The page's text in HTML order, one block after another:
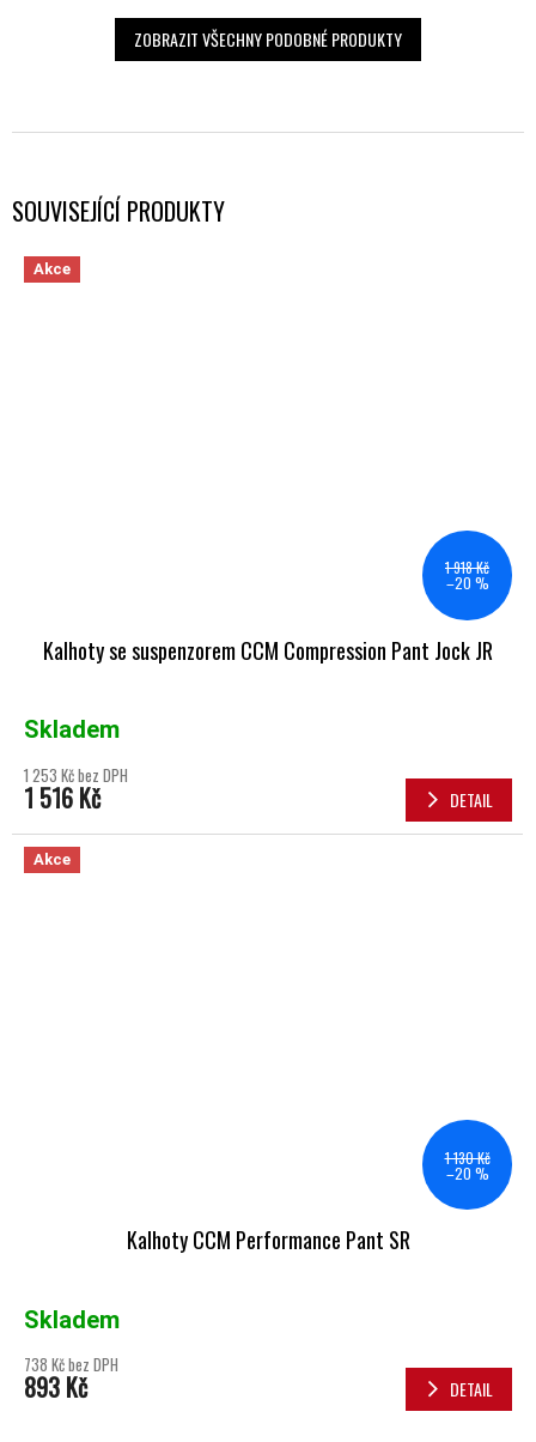
SOUVISEJÍCÍ PRODUKTY
Akce
1 918 Kč
–20 %
Kalhoty se suspenzorem CCM Compression Pant Jock JR
Skladem
1 253 Kč bez DPH
1 516 Kč DETAIL
Akce
1 130 Kč
–20 %
Kalhoty CCM Performance Pant SR
Skladem
738 Kč bez DPH
893 Kč DETAIL
ZOBRAZIT VŠECHNY PODOBNÉ PRODUKTY